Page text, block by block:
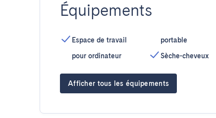
Équipements
Espace de travail
pour ordinateur
portable
Sèche-cheveux
Afficher tous les équipements